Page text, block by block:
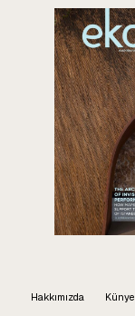
Hakkımızda Künye